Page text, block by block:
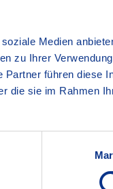
Medien
zu Ihrer
führen diese
die sie im Rahmen